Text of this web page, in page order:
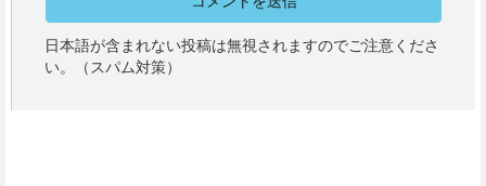
日本語が含まれない投稿は無視されますのでご注意くださ
い。（スパム対策）